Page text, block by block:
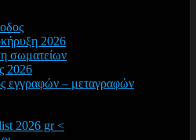
2026
σωματείων
2026
εγγραφών – μεταγραφών
2026 gr <